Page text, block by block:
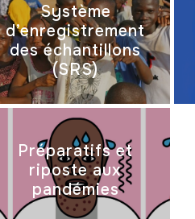
Système
d’enregistrement
des échantillons
(SRS)
Préparatifs et
riposte aux
pandémies